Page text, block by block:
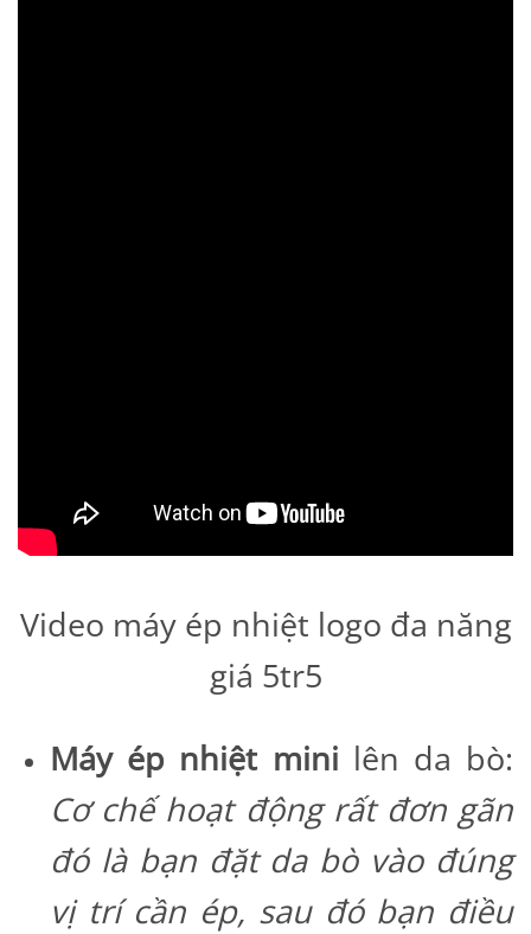
Video máy ép nhiệt logo đa năng
giá 5tr5
Máy ép nhiệt mini lên da bò:
Cơ chế hoạt động rất đơn gãn
đó là bạn đặt da bò vào đúng
vị trí cần ép, sau đó bạn điều